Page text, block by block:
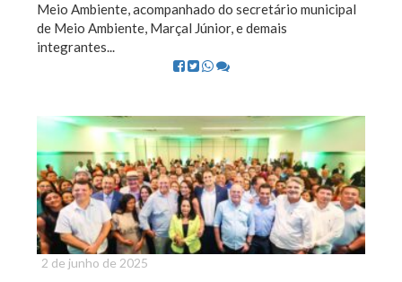
Meio Ambiente, acompanhado do secretário municipal
de Meio Ambiente, Marçal Júnior, e demais
integrantes...
2 de junho de 2025